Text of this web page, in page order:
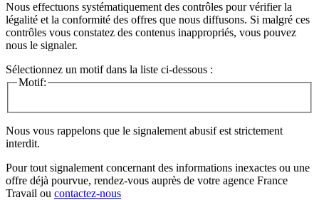
Nous effectuons systématiquement des contrôles pour vérifier la
légalité et la conformité des offres que nous diffusons. Si malgré ces
contrôles vous constatez des contenus inappropriés, vous pouvez
nous le signaler.
Sélectionnez un motif dans la liste ci-dessous :
Motif:
Nous vous rappelons que le signalement abusif est strictement
interdit.
Pour tout signalement concernant des informations inexactes ou une
offre déjà pourvue, rendez-vous auprès de votre agence France
Travail ou contactez-nous